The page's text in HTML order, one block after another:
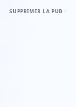
SUPPRIMER LA PUB